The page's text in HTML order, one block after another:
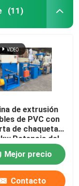
(11)
de extrusión
de PVC con
de chaqueta
Potencia del
Mejor precio
Contacto